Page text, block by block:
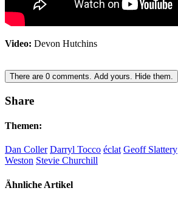
Video: Devon Hutchins
There are 0 comments. Add yours. Hide them.
Share
Themen:
Dan Coller Darryl Tocco éclat Geoff Slattery
Weston Stevie Churchill
Ähnliche Artikel